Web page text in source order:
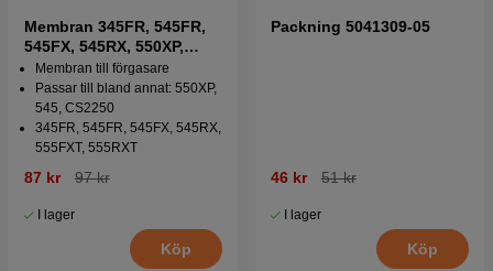
Membran 345FR, 545FR,
545FX, 545RX, 550XP,
CS2245
Membran till förgasare
Passar till bland annat: 550XP,
545, CS2250
345FR, 545FR, 545FX, 545RX,
555FXT, 555RXT
87 kr 97 kr
I lager
Köp
Packning 5041309-05
46 kr 51 kr
I lager
Köp